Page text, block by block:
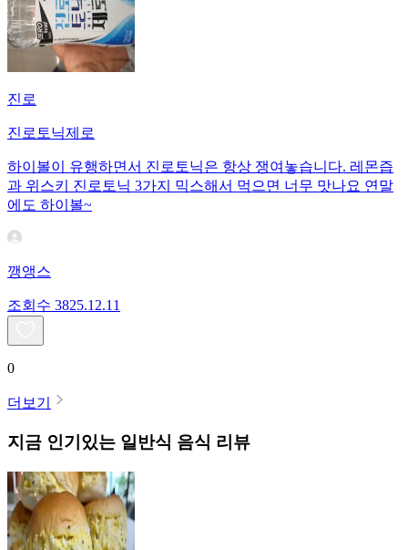
진로
진로토닉제로
하이볼이 유행하면서 진로토닉은 항상 쟁여놓습니다. 레몬즙
과 위스키 진로토닉 3가지 믹스해서 먹으면 너무 맛나요 연말
에도 하이볼~
깽앵스
조회수 3825.12.11
0
더보기
지금 인기있는 일반식 음식 리뷰